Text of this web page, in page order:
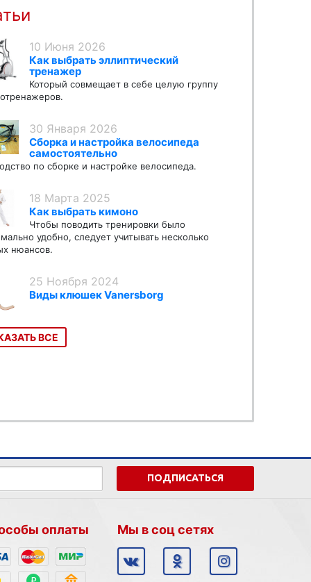
10 Июня 2026
Как выбрать эллиптический
тренажер
Который совмещает в себе целую группу
30 Января 2026
Сборка и настройка велосипеда
самостоятельно
по сборке и настройке велосипеда.
18 Марта 2025
Как выбрать кимоно
Чтобы поводить тренировки было
удобно, следует учитывать несколько
нюансов.
25 Ноября 2024
Виды клюшек Vanersborg
ВСЕ
ПОДПИСАТЬСЯ
оплаты Мы в соц сетях